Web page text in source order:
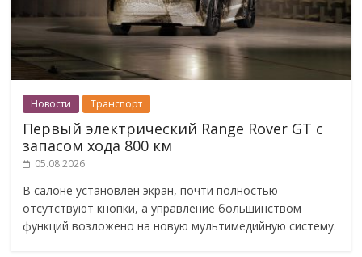
Новости Транспорт
Первый электрический Range Rover GT с
запасом хода 800 км
05.08.2026
В салоне установлен экран, почти полностью
отсутствуют кнопки, а управление большинством
функций возложено на новую мультимедийную систему.